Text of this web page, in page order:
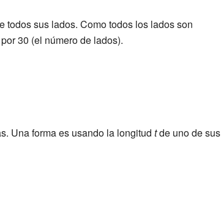
sus lados. Como todos los lados son
30 (el número de lados).
Una forma es usando la longitud tde uno de sus